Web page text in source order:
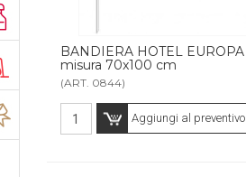
BANDIERA HOTEL EUROPA
misura 70x100 cm
(ART. 0844)
Aggiungi al preventivo